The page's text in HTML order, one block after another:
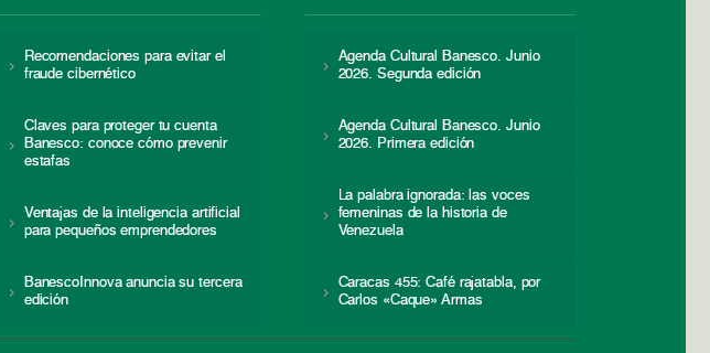
Recomendaciones para evitar el
fraude cibernético
Claves para proteger tu cuenta
Banesco: conoce cómo prevenir
estafas
Ventajas de la inteligencia artificial
para pequeños emprendedores
BanescoInnova anuncia su tercera
edición
Agenda Cultural Banesco. Junio
2026. Segunda edición
Agenda Cultural Banesco. Junio
2026. Primera edición
La palabra ignorada: las voces
femeninas de la historia de
Venezuela
Caracas 455: Café rajatabla, por
Carlos «Caque» Armas